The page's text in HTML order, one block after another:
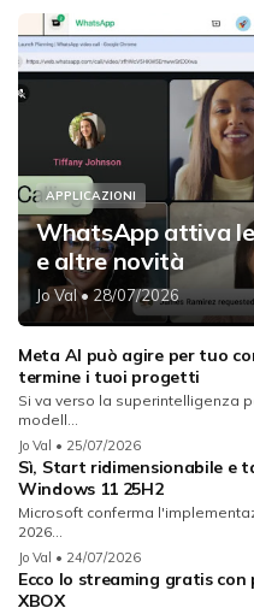
APPLICAZIONI
WhatsApp attiva
e altre novità
Jo Val• 28/07/2026
Meta AI può agire per tuo
termine i tuoi progetti
Si va verso la superintelligenza
modell...
Jo Val • 25/07/2026
Sì, Start ridimensionabile e
Windows 11 25H2
Microsoft conferma
2026...
Jo Val • 24/07/2026
Ecco lo streaming gratis
XBOX